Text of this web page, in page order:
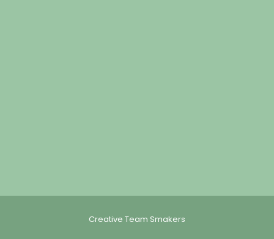
Creative Team Smakers